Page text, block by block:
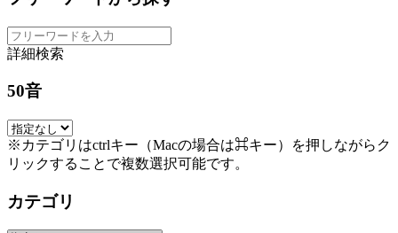
詳細検索
50音
※カテゴリはctrlキー（Macの場合は⌘キー）を押しながらク
リックすることで複数選択可能です。
カテゴリ